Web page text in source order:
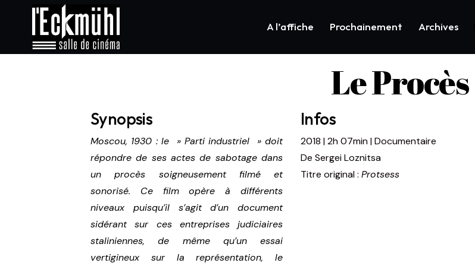
A l’affiche Prochainement Archives
Le Procès
Synopsis
Moscou, 1930 : le » Parti industriel » doit
répondre de ses actes de sabotage dans
un procès soigneusement filmé et
sonorisé. Ce film opère à différents
niveaux puisqu’il s’agit d’un document
sidérant sur ces entreprises judiciaires
staliniennes, de même qu’un essai
vertigineux sur la représentation, le
Infos
2018|2h 07min|Documentaire
De Sergei Loznitsa
Titre original :Protsess